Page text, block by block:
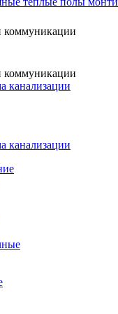
коммуникации
коммуникации
канализации
канализации